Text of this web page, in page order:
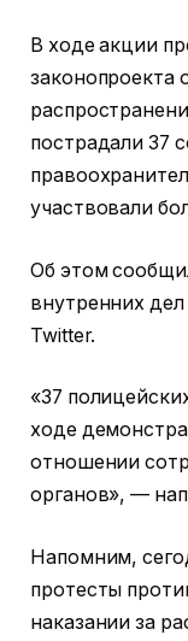
В ходе акции
законопроекта
пострадали 37
участвовали
Об этом
внутренних
Twitter.
«37
ходе
отношении
органов», —
Напомним,
протесты
наказании за